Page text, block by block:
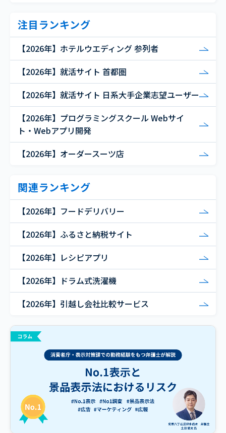
注目ランキング
【2026年】ホテルウエディング 参列者
【2026年】就活サイト 首都圏
【2026年】就活サイト 日系大手企業志望ユーザー
【2026年】プログラミングスクール Webサイ
ト・Webアプリ開発
【2026年】オーダースーツ店
関連ランキング
【2026年】フードデリバリー
【2026年】ふるさと納税サイト
【2026年】レシピアプリ
【2026年】ドラム式洗濯機
【2026年】引越し会社比較サービス